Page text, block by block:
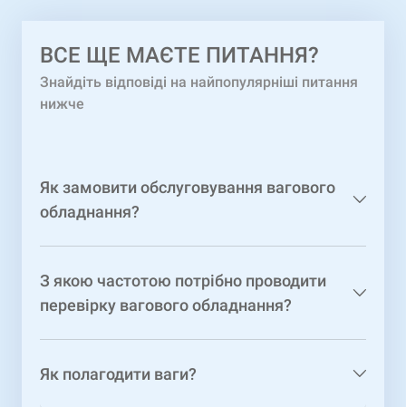
ВCЕ ЩЕ МАЄТЕ ПИТАННЯ?
Знайдіть відповіді на найпопулярніші питання
нижче
Як замовити обслуговування вагового
обладнання?
З якою частотою потрібно проводити
перевірку вагового обладнання?
Як полагодити ваги?